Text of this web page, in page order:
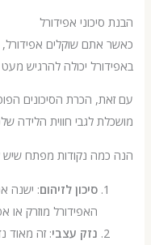
אפידורל
שוקלים אפידורל, חשוב
יכולה להרגיש מעט מרתיעה.
הכרת הסיכונים
לגבי חווית הלידה שלכם.
נקודות מפתח שיש לזכור:
סיכון לזיהום: ישנה אפשרות
האפידורל מוזרק או אפילו
נזק עצבי: זה מאוד נדיר, אך